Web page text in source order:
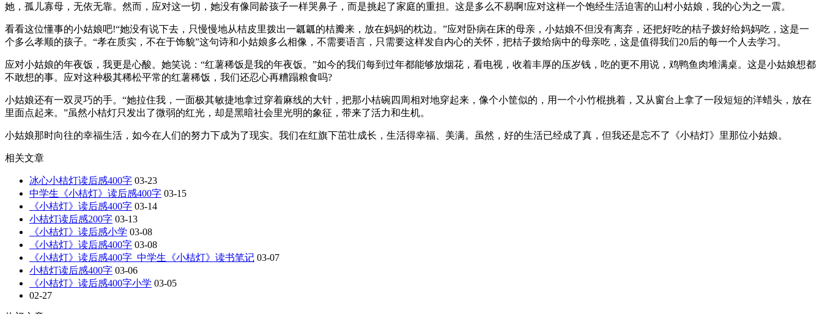
她，孤儿寡母，无依无靠。然而，应对这一切，她没有像同龄孩子一样哭鼻子，而是挑起了家庭的重担。这是多么不易啊!应对这样一个饱经生活迫害的山村小姑娘，我的心为之一震。
看看这位懂事的小姑娘吧!“她没有说下去，只慢慢地从桔皮里拨出一瓤瓤的桔瓣来，放在妈妈的枕边。”应对卧病在床的母亲，小姑娘不但没有离弃，还把好吃的桔子拨好给妈妈吃，这是一
个多么孝顺的孩子。“孝在质实，不在于饰貌”这句诗和小姑娘多么相像，不需要语言，只需要这样发自内心的关怀，把桔子拨给病中的母亲吃，这是值得我们20后的每一个人去学习。
应对小姑娘的年夜饭，我更是心酸。她笑说：“红薯稀饭是我的年夜饭。”如今的我们每到过年都能够放烟花，看电视，收着丰厚的压岁钱，吃的更不用说，鸡鸭鱼肉堆满桌。这是小姑娘想都
不敢想的事。应对这种极其稀松平常的红薯稀饭，我们还忍心再糟蹋粮食吗?
小姑娘还有一双灵巧的手。“她拉住我，一面极其敏捷地拿过穿着麻线的大针，把那小桔碗四周相对地穿起来，像个小筐似的，用一个小竹棍挑着，又从窗台上拿了一段短短的洋蜡头，放在
里面点起来。”虽然小桔灯只发出了微弱的红光，却是黑暗社会里光明的象征，带来了活力和生机。
小姑娘那时向往的幸福生活，如今在人们的努力下成为了现实。我们在红旗下茁壮成长，生活得幸福、美满。虽然，好的生活已经成了真，但我还是忘不了《小桔灯》里那位小姑娘。
相关文章
冰心小桔灯读后感400字 03-23
中学生《小桔灯》读后感400字 03-15
《小桔灯》读后感400字 03-14
小桔灯读后感200字 03-13
《小桔灯》读后感小学 03-08
《小桔灯》读后感400字 03-08
《小桔灯》读后感400字_中学生《小桔灯》读书笔记 03-07
小桔灯读后感400字 03-06
《小桔灯》读后感400字小学 03-05
02-27